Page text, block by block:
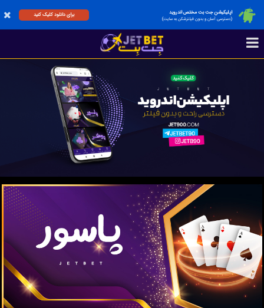
اپلیکیشن جت بت مختص اندروید
(دسترسی آسان و بدون فیلترشکن به سایت)
برای دانلود کلیک کنید